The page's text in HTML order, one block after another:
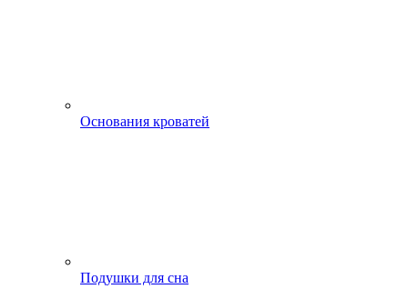
Основания кроватей
Подушки для сна